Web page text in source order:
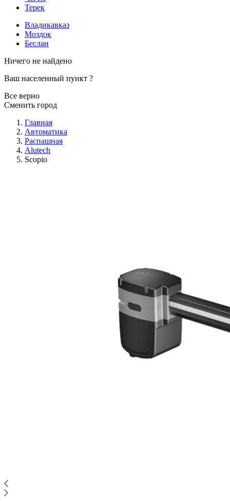
Терек
Владикавказ
Моздок
Беслан
Ничего не найдено
Ваш населенный пункт ?
Все верно
Сменить город
Главная
Автоматика
Распашная
Alutech
Scopio